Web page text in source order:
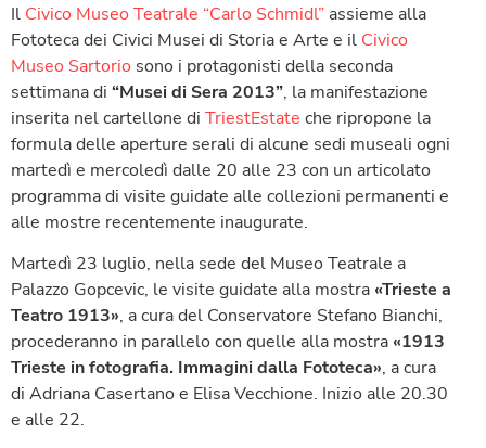
Il Civico Museo Teatrale “Carlo Schmidl” assieme alla
Fototeca dei Civici Musei di Storia e Arte e il Civico
Museo Sartorio sono i protagonisti della seconda
settimana di “Musei di Sera 2013”, la manifestazione
inserita nel cartellone di TriestEstate che ripropone la
formula delle aperture serali di alcune sedi museali ogni
martedì e mercoledì dalle 20 alle 23 con un articolato
programma di visite guidate alle collezioni permanenti e
alle mostre recentemente inaugurate.
Martedì 23 luglio, nella sede del Museo Teatrale a
Palazzo Gopcevic, le visite guidate alla mostra «Trieste a
Teatro 1913», a cura del Conservatore Stefano Bianchi,
procederanno in parallelo con quelle alla mostra «1913
Trieste in fotografia. Immagini dalla Fototeca», a cura
di Adriana Casertano e Elisa Vecchione. Inizio alle 20.30
e alle 22.